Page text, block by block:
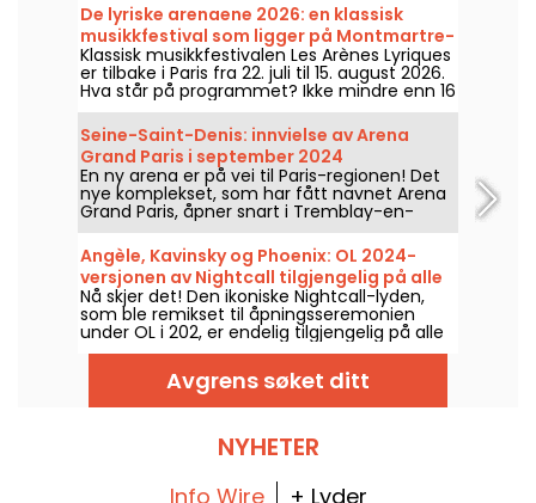
De lyriske arenaene 2026: en klassisk
musikkfestival som ligger på Montmartre-
høyden
Klassisk musikkfestivalen Les Arènes Lyriques
er tilbake i Paris fra 22. juli til 15. august 2026.
Hva står på programmet? Ikke mindre enn 16
konserter avholdes i Arènes de Montmartre,
en idyllisk ramme for å høre de store
klassikerne.
Seine-Saint-Denis: innvielse av Arena
Grand Paris i september 2024
En ny arena er på vei til Paris-regionen! Det
nye komplekset, som har fått navnet Arena
Grand Paris, åpner snart i Tremblay-en-
France i Seine-Saint-Denis, og vil bestå av to
haller med henholdsvis 7 000 og 2 000
sitteplasser. Vi forteller deg alt om det.
Angèle, Kavinsky og Phoenix: OL 2024-
versjonen av Nightcall tilgjengelig på alle
plattformer
Nå skjer det! Den ikoniske Nightcall-lyden,
som ble remikset til åpningsseremonien
under OL i 202, er endelig tilgjengelig på alle
plattformer. En versjon av Angèle, Phœnix og
Kavinsky hadde allerede vakt oppsikt før den
offisielle utgivelsen.Avgrens søket ditt
NYHETER
Info Wire + Lyder